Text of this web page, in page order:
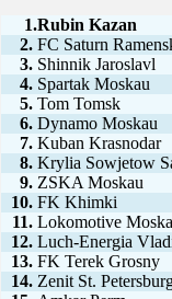
1.Rubin Kazan
2. FC Saturn
3. Shinnik Jaroslavl
4. Spartak Moskau
5. Tom Tomsk
6. Dynamo Moskau
7. Kuban Krasnodar
8. Krylia Sowjetow
9. ZSKA Moskau
10. FK Khimki
11. Lokomotive
12. Luch-Energia
13. FK Terek Grosny
14. Zenit St.